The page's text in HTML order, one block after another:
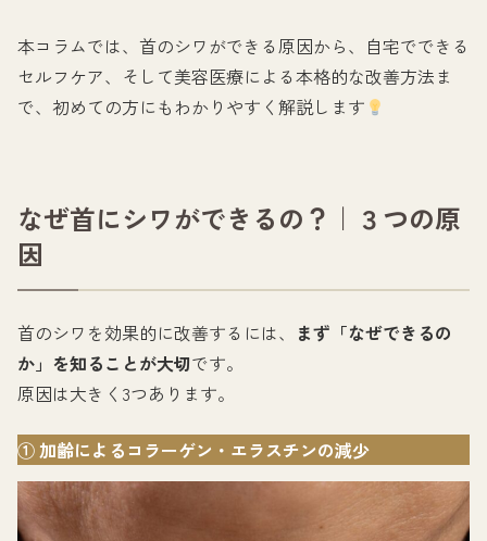
本コラムでは、首のシワができる原因から、自宅でできる
セルフケア、そして美容医療による本格的な改善方法ま
で、初めての方にもわかりやすく解説します
なぜ首にシワができるの？｜３つの原
因
首のシワを効果的に改善するには、 まず「なぜできるの
か」を知ることが大切です。
原因は大きく3つあります。
① 加齢によるコラーゲン・エラスチンの減少